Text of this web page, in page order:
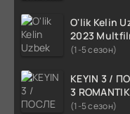
O'lik Kelin
2023
skachat
(1-5 сезон)
KEYIN 3 /
3
TILIDA 2021
(1-5 сезон)